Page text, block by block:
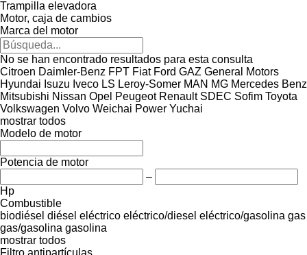
Trampilla elevadora
Motor, caja de cambios
Marca del motor
No se han encontrado resultados para esta consulta
Citroen Daimler-Benz FPT Fiat Ford GAZ General Motors
Hyundai Isuzu Iveco LS Leroy-Somer MAN MG Mercedes Benz
Mitsubishi Nissan Opel Peugeot Renault SDEC Sofim Toyota
Volkswagen Volvo Weichai Power Yuchai
mostrar todos
Modelo de motor
Potencia de motor
–
Hp
Combustible
biodiésel diésel eléctrico eléctrico/diesel eléctrico/gasolina gas
gas/gasolina gasolina
mostrar todos
Filtro antipartículas